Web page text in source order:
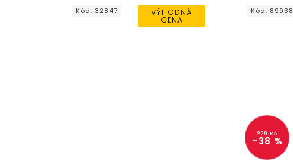
Kód:32847 VÝHODNÁ
CENA
229 Kč
–38 %
Kód: 89938